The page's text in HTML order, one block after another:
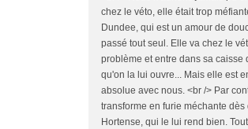
chez le véto, elle était trop
Dundee, qui est un amour de
passé tout seul. Elle va chez le
problème et entre dans sa caisse
qu'on la lui ouvre... Mais elle est
absolue avec nous. <br /> Par
transforme en furie méchante dès
Hortense, qui le lui rend bien.